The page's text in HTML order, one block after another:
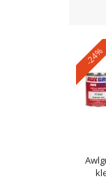
-24%